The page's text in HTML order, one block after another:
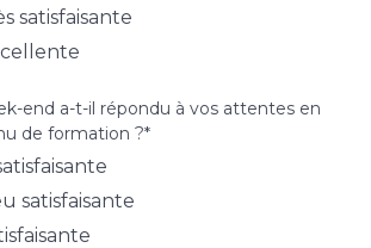
satisfaisante
end a-t-il répondu à vos attentes en
de formation ?*
satisfaisante